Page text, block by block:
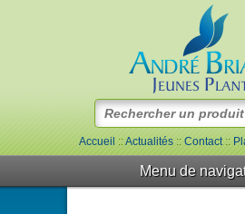
Accueil::Actualités::Contact::
Menu de